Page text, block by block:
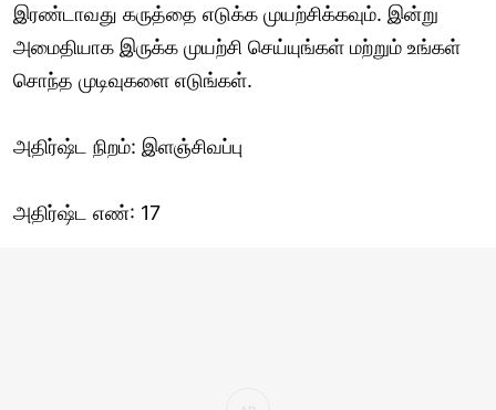
இரண்டாவது கருத்தை எடுக்க முயற்சிக்கவும். இன்று
அமைதியாக இருக்க முயற்சி செய்யுங்கள் மற்றும் உங்கள்
சொந்த முடிவுகளை எடுங்கள்.
அதிர்ஷ்ட நிறம்: இளஞ்சிவப்பு
அதிர்ஷ்ட எண்: 17